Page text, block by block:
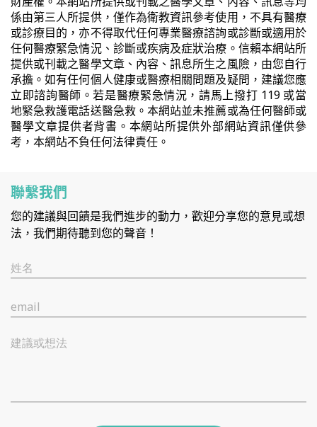
係由第三人所提供，僅作為衛教資訊參考使用，不具有醫療
或診療目的，亦不得取代任何專業醫療諮詢或診斷或適用於
任何醫療緊急情況、診斷或疾病及症狀治療。信賴本網站所
提供或刊載之醫學文章、內容、訊息所生之風險，由您自行
承擔。如有任何個人健康或醫療相關問題及疑問，建議您應
立即諮詢醫師。若是醫療緊急情況，請馬上撥打 119 或當
地緊急救護電話送醫急救。本網站並未推薦或為任何醫師或
醫學文章提供者背書。本網站所提供外部網站資訊僅供參
考，本網站不負任何法律責任。
聯繫我們
您的建議與回饋是我們進步的動力，歡迎分享您的意見或想
法，我們期待聽到您的聲音！
姓名
email
建議或想法